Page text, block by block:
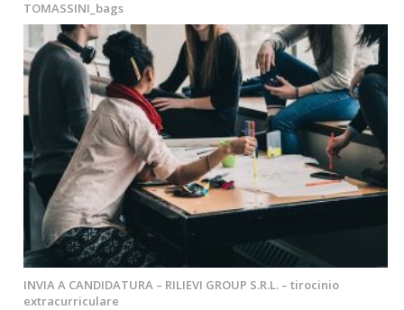
TOMASSINI_bags
INVIA A CANDIDATURA – RILIEVI GROUP S.R.L. – tirocinio
extracurriculare